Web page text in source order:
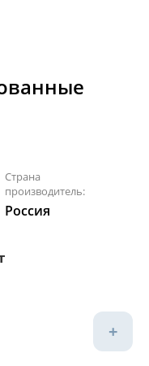
Страна
производитель:
Россия
+